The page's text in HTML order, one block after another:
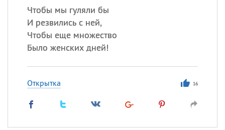
Чтобы мы гуляли бы
И резвились с ней,
Чтобы еще множество
Было женских дней!
Открытка 16